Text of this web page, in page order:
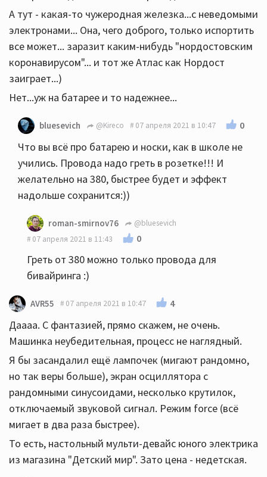
А тут - какая-то чужеродная железка...с неведомыми
электронами... Она, чего доброго, только испортить
все может... заразит каким-нибудь "нордостовским
коронавирусом"... и тот же Атлас как Нордост
заиграет...)
Нет...уж на батарее и то надежнее...
bluesevich @Kireco 07 апреля 2021 в 10:47 0
Что вы всё про батарею и носки, как в школе не
учились. Провода надо греть в розетке!!! И
желательно на 380, быстрее будет и эффект
надольше сохранится:))
roman-smirnov76
@bluesevich
07 апреля 2021 в 11:43
0
Греть от 380 можно только провода для
бивайринга :)
AVR55 07 апреля 2021 в 10:47 4
Даааа. С фантазией, прямо скажем, не очень.
Машинка неубедительная, процесс не наглядный.
Я бы засандалил ещё лампочек (мигают рандомно,
но так веры больше), экран осциллятора с
рандомными синусоидами, несколько крутилок,
отключаемый звуковой сигнал. Режим force (всё
мигает в два раза быстрее).
То есть, настольный мульти-девайс юного электрика
из магазина "Детский мир". Зато цена - недетская.